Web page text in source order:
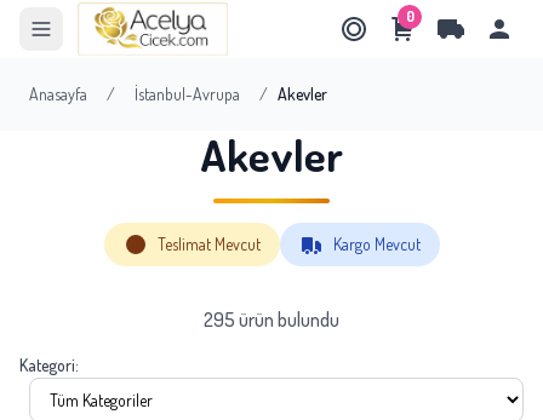
0
Anasayfa / İstanbul-Avrupa / Akevler
Akevler
Teslimat Mevcut Kargo Mevcut
295 ürün bulundu
Kategori: